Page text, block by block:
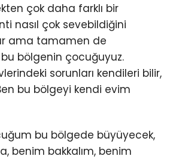
çok daha farklı bir
nasıl çok sevebildiğini
ama tamamen de
bölgenin çocuğuyuz.
sorunları kendileri bilir,
bu bölgeyi kendi evim
bu bölgede büyüyecek,
benim bakkalım, benim